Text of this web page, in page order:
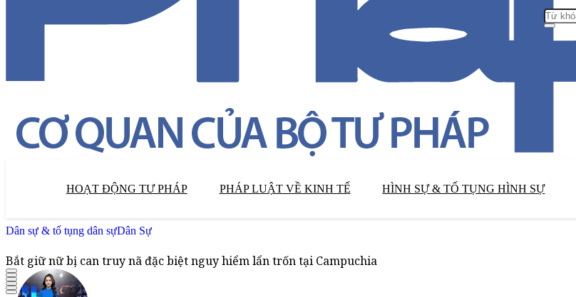
HOẠT ĐỘNG TƯ PHÁP PHÁP LUẬT VỀ KINH TẾ HÌNH SỰ & TỐ TỤNG HÌNH SỰ
Dân sự & tố tụng dân sựDân Sự
Bắt giữ nữ bị can truy nã đặc biệt nguy hiểm lẩn trốn tại Campuchia